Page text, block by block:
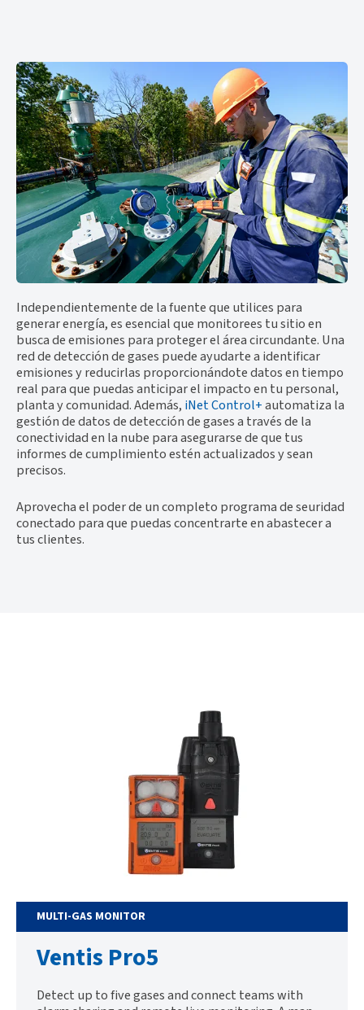
Independientemente de la fuente que utilices para
generar energía, es esencial que monitorees tu sitio en
busca de emisiones para proteger el área circundante. Una
red de detección de gases puede ayudarte a identificar
emisiones y reducirlas proporcionándote datos en tiempo
real para que puedas anticipar el impacto en tu personal,
planta y comunidad. Además, iNet Control+automatiza la
gestión de datos de detección de gases a través de la
conectividad en la nube para asegurarse de que tus
informes de cumplimiento estén actualizados y sean
precisos.
Aprovecha el poder de un completo programa de seuridad
conectado para que puedas concentrarte en abastecer a
tus clientes.
MULTI-GAS MONITOR
Ventis Pro5
Detect up to five gases and connect teams with